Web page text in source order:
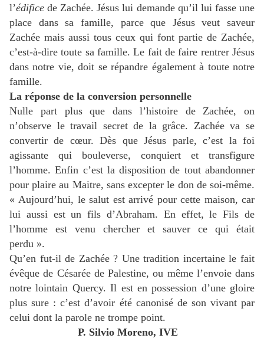
l’édifice de Zachée. Jésus lui demande qu’il lui fasse une
place dans sa famille, parce que Jésus veut saveur
Zachée mais aussi tous ceux qui font partie de Zachée,
c’est-à-dire toute sa famille. Le fait de faire rentrer Jésus
dans notre vie, doit se répandre également à toute notre
famille.
La réponse de la conversion personnelle
Nulle part plus que dans l’histoire de Zachée, on
n’observe le travail secret de la grâce. Zachée va se
convertir de cœur. Dès que Jésus parle, c’est la foi
agissante qui bouleverse, conquiert et transfigure
l’homme. Enfin c’est la disposition de tout abandonner
pour plaire au Maitre, sans excepter le don de soi-même.
« Aujourd’hui, le salut est arrivé pour cette maison, car
lui aussi est un fils d’Abraham. En effet, le Fils de
l’homme est venu chercher et sauver ce qui était
perdu ».
Qu’en fut-il de Zachée ? Une tradition incertaine le fait
évêque de Césarée de Palestine, ou même l’envoie dans
notre lointain Quercy. Il est en possession d’une gloire
plus sure : c’est d’avoir été canonisé de son vivant par
celui dont la parole ne trompe point.
P. Silvio Moreno, IVE